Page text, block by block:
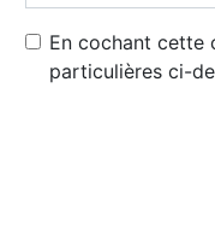
En cochant cette
particulières ci-